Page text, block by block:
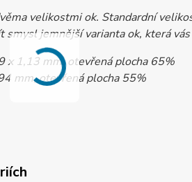
velikostmi ok. Standardní
smysl jemnější varianta ok, která
x 1,13 mm, otevřená plocha 65%
mm, otevřená plocha 55%